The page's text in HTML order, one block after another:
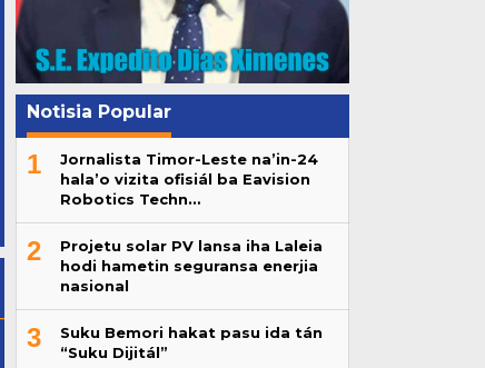
Notisia Popular
1
Jornalista Timor-Leste na’in-24
hala’o vizita ofisiál ba Eavision
Robotics Techn…
2
Projetu solar PV lansa iha Laleia
hodi hametin seguransa enerjia
nasional
3
Suku Bemori hakat pasu ida tán
“Suku Dijitál”